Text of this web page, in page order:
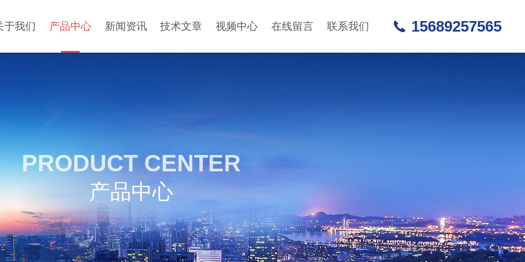
于我们 产品中心 新闻资讯 技术文章 视频中心 在线留言 联系我们 15689257565
PRODUCT CENTER
产品中心